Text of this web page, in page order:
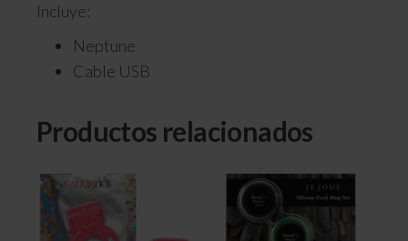
Incluye:
Neptune
Cable USB
Productos relacionados